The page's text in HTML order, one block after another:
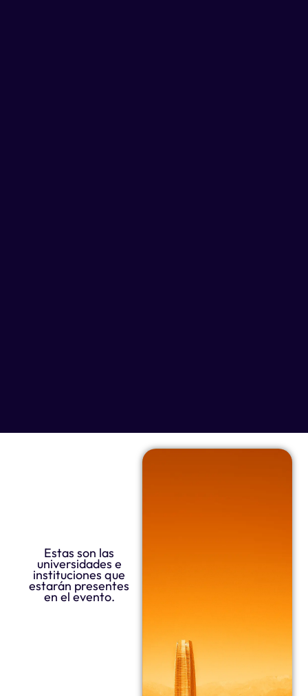
Estas son las
universidades e
instituciones que
estarán presentes
en el evento.